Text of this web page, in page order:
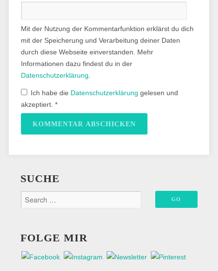
Mit der Nutzung der Kommentarfunktion erklärst du dich
mit der Speicherung und Verarbeitung deiner Daten
durch diese Webseite einverstanden. Mehr
Informationen dazu findest du in der
Datenschutzerklärung
Ich habe die Datenschutzerklärung gelesen und
akzeptiert. *
SUCHE
FOLGE MIR